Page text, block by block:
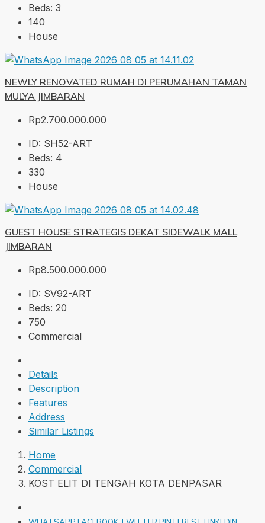
Beds: 3
140
House
NEWLY RENOVATED RUMAH DI PERUMAHAN TAMAN
MULYA JIMBARAN
Rp2.700.000.000
ID: SH52-ART
Beds: 4
330
House
GUEST HOUSE STRATEGIS DEKAT SIDEWALK MALL
JIMBARAN
Rp8.500.000.000
ID: SV92-ART
Beds: 20
750
Commercial
Details
Description
Features
Address
Similar Listings
Home
Commercial
KOST ELIT DI TENGAH KOTA DENPASAR